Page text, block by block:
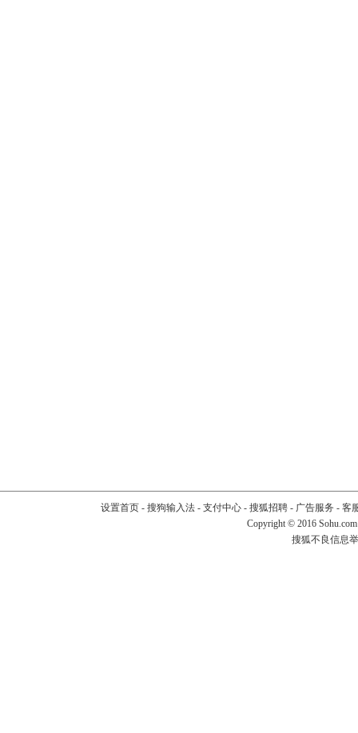
设置首页- 搜狗输入法- 支付中心- 搜狐招聘- 广告服务 - 客
Copyright © 2016
搜狐不良信息